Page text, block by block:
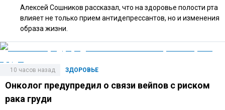
Алексей Сошников рассказал, что на здоровье полости рта
влияет не только прием антидепрессантов, но и изменения
образа жизни.
ЗДОРОВЬЕ
10 часов назад
Онколог предупредил о связи вейпов с риском
рака груди